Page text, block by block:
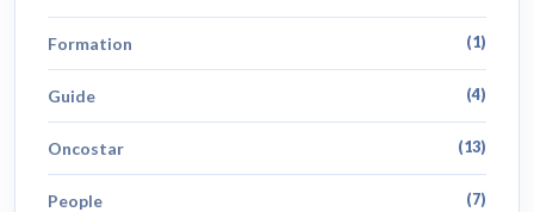
Formation (1)
Guide (4)
Oncostar (13)
People (7)